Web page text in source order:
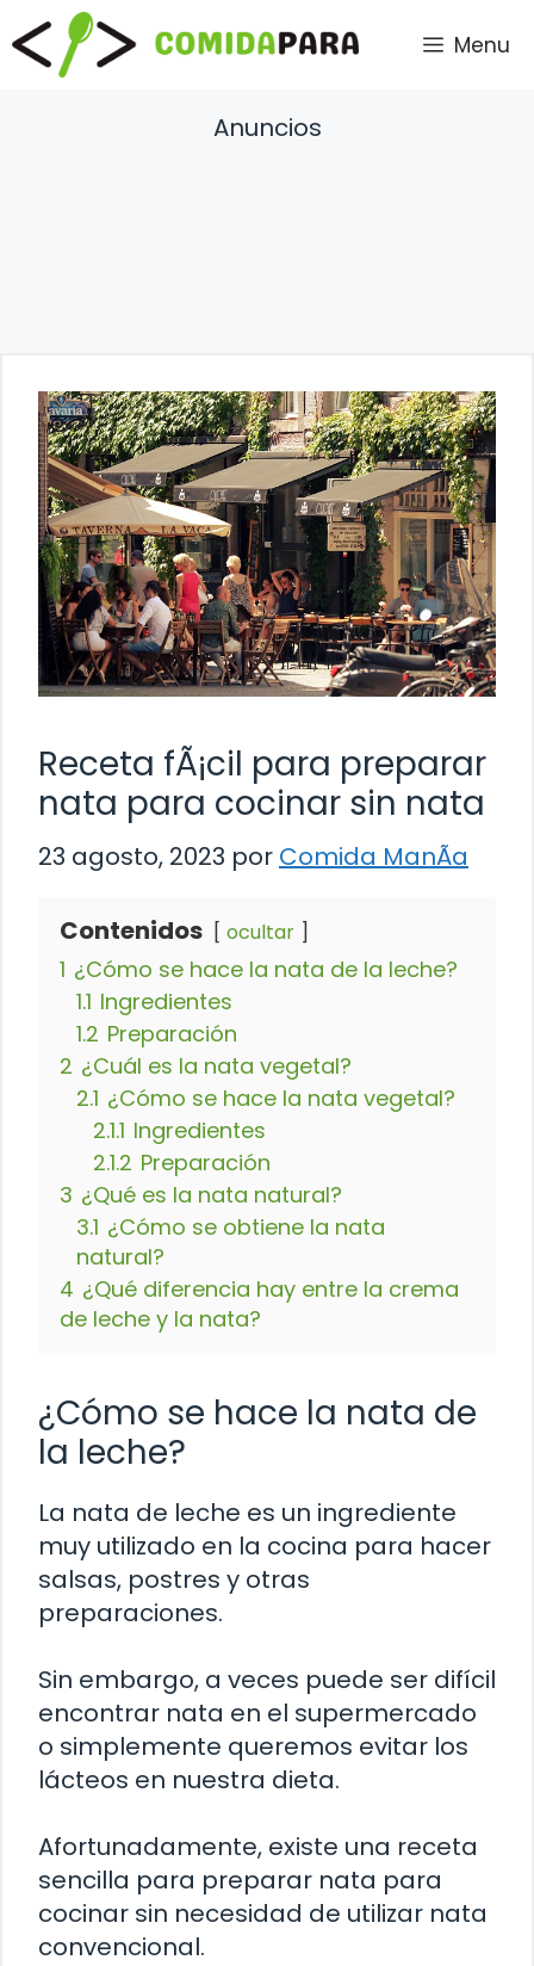
Saltar
al
contenido
Menu
Anuncios
Receta fÃ¡cil para preparar
nata para cocinar sin nata
23 agosto, 2023 por Comida ManÃ­a
Contenidos ocultar
1 ¿Cómo se hace la nata de la leche?
1.1 Ingredientes
1.2 Preparación
2 ¿Cuál es la nata vegetal?
2.1 ¿Cómo se hace la nata vegetal?
2.1.1 Ingredientes
2.1.2 Preparación
3 ¿Qué es la nata natural?
3.1 ¿Cómo se obtiene la nata
natural?
4 ¿Qué diferencia hay entre la crema
de leche y la nata?
¿Cómo se hace la nata de
la leche?
La nata de leche es un ingrediente
muy utilizado en la cocina para hacer
salsas, postres y otras
preparaciones.
Sin embargo, a veces puede ser difícil
encontrar nata en el supermercado
o simplemente queremos evitar los
lácteos en nuestra dieta.
Afortunadamente, existe una receta
sencilla para preparar nata para
cocinar sin necesidad de utilizar nata
convencional.